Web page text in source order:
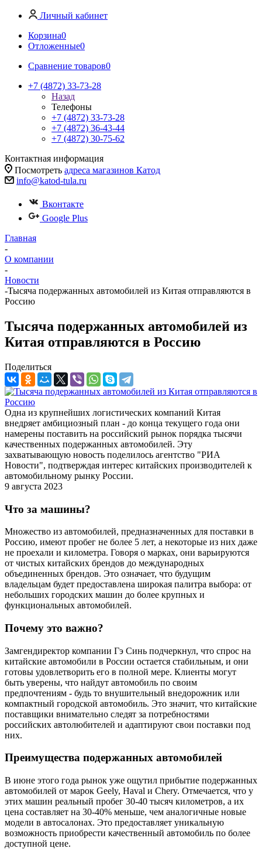
Личный кабинет
Корзина0
Отложенные0
Сравнение товаров0
+7 (4872) 33-73-28
Назад
Телефоны
+7 (4872) 33-73-28
+7 (4872) 36-43-44
+7 (4872) 30-75-62
Контактная информация
Посмотреть адреса магазинов Катод
info@katod-tula.ru
Вконтакте
Google Plus
Главная
-
О компании
-
Новости
-Тысяча подержанных автомобилей из Китая отправляются в
Россию
Тысяча подержанных автомобилей из
Китая отправляются в Россию
Поделиться
Одна из крупнейших логистических компаний Китая
внедряет амбициозный план - до конца текущего года они
намерены поставить на российский рынок порядка тысячи
качественных подержанных автомобилей. Эту
захватывающую новость поделилось агентство "РИА
Новости", подтверждая интерес китайских производителей к
автомобильному рынку России.
9 августа 2023
Что за машины?
Множество из автомобилей, предназначенных для поставки в
Россию, имеют пробег не более 5 лет, а некоторые из них даже
не проехали и километра. Говоря о марках, они варьируются
от чистых китайских брендов до международных
объединенных брендов. Это означает, что будущим
владельцам будет предоставлена широкая палитра выбора: от
небольших городских машин до более крупных и
функциональных автомобилей.
Почему это важно?
Замгендиректор компании Гэ Синь подчеркнул, что спрос на
китайские автомобили в России остается стабильным, и они
готовы удовлетворить его в полной мере. Клиенты могут
быть уверены, что найдут автомобиль по своим
предпочтениям - будь то внушительный внедорожник или
компактный городской автомобиль. Это значит, что китайские
поставщики внимательно следят за потребностями
российских автолюбителей и адаптируют свои поставки под
них.
Преимущества подержанных автомобилей
В июне этого года рынок уже ощутил прибытие подержанных
автомобилей от марок Geely, Haval и Chery. Отмечается, что у
этих машин реальный пробег 30-40 тысяч километров, а их
цена составляет на 30-40% меньше, чем аналогичные новые
модели в автосалонах. Это предоставляет уникальную
возможность приобрести качественный автомобиль по более
доступной цене.